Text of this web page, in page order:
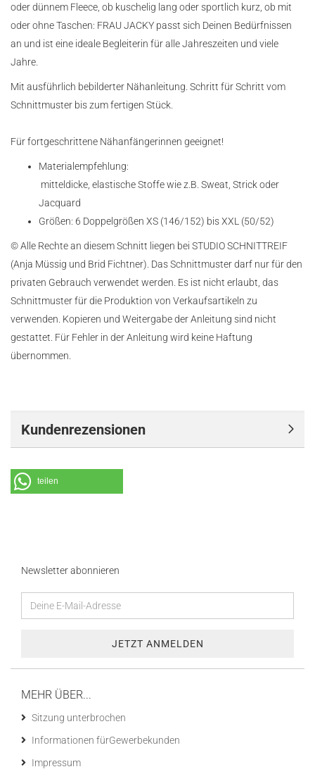
oder dünnem Fleece, ob kuschelig lang oder sportlich kurz, ob mit
oder ohne Taschen: FRAU JACKY passt sich Deinen Bedürfnissen
an und ist eine ideale Begleiterin für alle Jahreszeiten und viele
Jahre.
Mit ausführlich bebilderter Nähanleitung. Schritt für Schritt vom
Schnittmuster bis zum fertigen Stück.
Für fortgeschrittene Nähanfängerinnen geeignet!
Materialempfehlung:
mitteldicke, elastische Stoffe wie z.B. Sweat, Strick oder
Jacquard
Größen: 6 Doppelgrößen XS (146/152) bis XXL (50/52)
© Alle Rechte an diesem Schnitt liegen bei STUDIO SCHNITTREIF
(Anja Müssig und Brid Fichtner). Das Schnittmuster darf nur für den
privaten Gebrauch verwendet werden. Es ist nicht erlaubt, das
Schnittmuster für die Produktion von Verkaufsartikeln zu
verwenden. Kopieren und Weitergabe der Anleitung sind nicht
gestattet. Für Fehler in der Anleitung wird keine Haftung
übernommen.
Kundenrezensionen
teilen
Newsletter abonnieren
MEHR ÜBER...
Sitzung unterbrochen
Informationen fürGewerbekunden
Impressum